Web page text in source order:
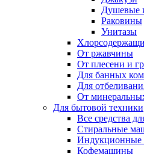
Душевые
Раковины
Унитазы
От ржавчины
От плесени и
Для банных
Для
От
Для бытовой техники
Все средства
Стиральные
Индукционные
Кофемашины